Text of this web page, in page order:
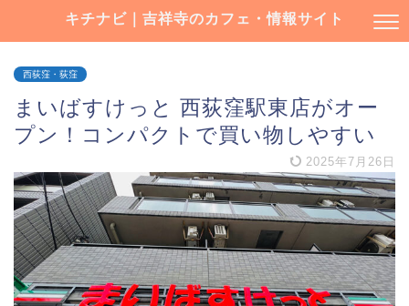
キチナビ｜吉祥寺のカフェ・情報サイト
西荻窪・荻窪
まいばすけっと 西荻窪駅東店がオー
プン！コンパクトで買い物しやすい
2025年7月26日